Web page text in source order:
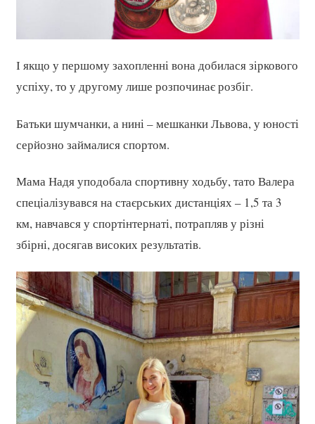
І якщо у першому захопленні вона добилася зіркового
успіху, то у другому лише розпочинає розбіг.
Батьки шумчанки, а нині – мешканки Львова, у юності
серйозно займалися спортом.
Мама Надя уподобала спортивну ходьбу, тато Валера
спеціалізувався на стаєрських дистанціях – 1,5 та 3
км, навчався у спортінтернаті, потрапляв у різні
збірні, досягав високих результатів.